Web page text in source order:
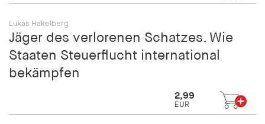
Lukas Hakelberg
Jäger des verlorenen Schatzes. Wie
Staaten Steuerflucht international
bekämpfen
2,99
EUR